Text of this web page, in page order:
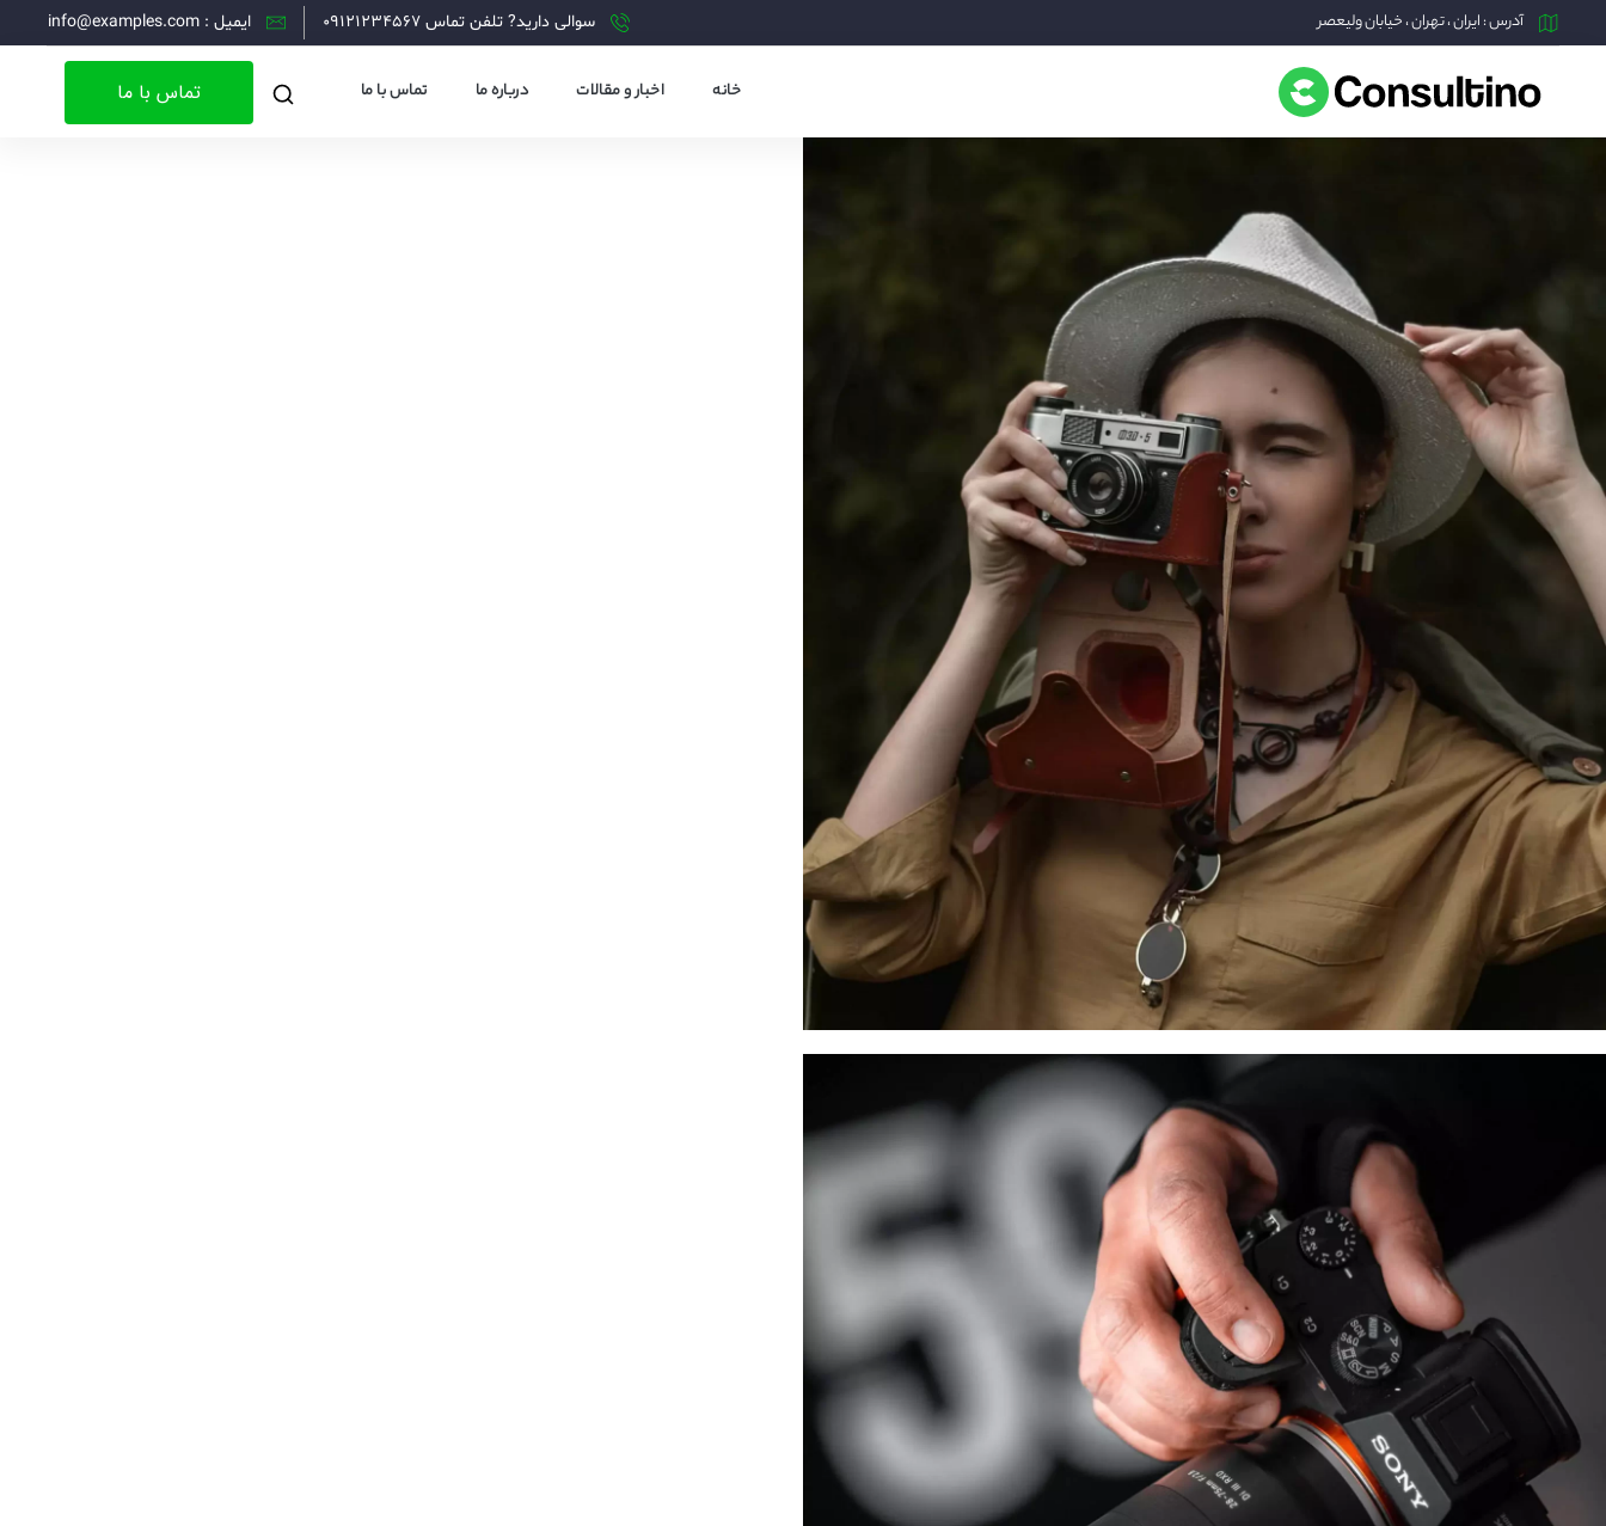
آدرس : ایران ، تهران ، خیابان ولیعصر سوالی دارید? تلفن تماس 09121234567 ایمیل : info@examples.com
خانه اخبار و مقالات درباره ما تماس با ما تماس با ما